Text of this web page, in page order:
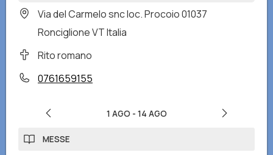
Via del Carmelo snc loc. Procoio 01037
Ronciglione VT Italia
Rito romano
0761659155
1 AGO - 14 AGO
MESSE